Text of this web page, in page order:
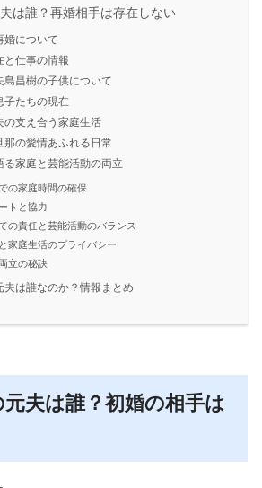
は誰？再婚相手は存在しない
婚について
と仕事の情報
島昌樹の子供について
子たちの現在
の支え合う家庭生活
那の愛情あふれる日常
る家庭と芸能活動の両立
の家庭時間の確保
トと協力
の責任と芸能活動のバランス
家庭生活のプライバシー
立の秘訣
夫は誰なのか？情報まとめ
夫は誰？初婚の相手は